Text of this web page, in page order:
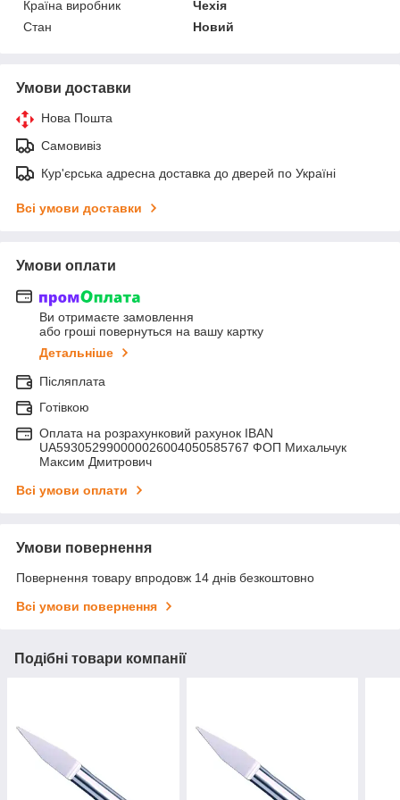
Країна виробник
Чехія
Стан
Новий
Умови доставки
Нова Пошта
Самовивіз
Кур'єрська адресна доставка до дверей по Україні
Всі умови доставки
Умови оплати
Ви отримаєте замовлення
або гроші повернуться на вашу картку
Детальніше
Післяплата
Готівкою
Оплата на розрахунковий рахунок IBAN
UA593052990000026004050585767 ФОП Михальчук
Максим Дмитрович
Всі умови оплати
Умови повернення
Повернення товару впродовж 14 днів безкоштовно
Всі умови повернення
Подібні товари компанії